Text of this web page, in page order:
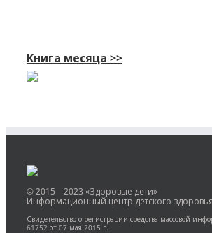
Книга месяца >>
© 2015—2023 «Здоровые дети»
Информационный центр детского здоровья
Свидетельство о регистрации средства массовой
61752 от 07 мая 2015 г.